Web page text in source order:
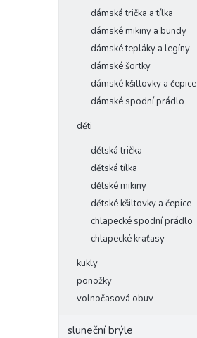
dámská trička a tílka
dámské mikiny a bundy
dámské tepláky a legíny
dámské šortky
dámské kšiltovky a čepice
dámské spodní prádlo
děti
dětská trička
dětská tílka
dětské mikiny
dětské kšiltovky a čepice
chlapecké spodní prádlo
chlapecké kraťasy
kukly
ponožky
volnočasová obuv
sluneční brýle